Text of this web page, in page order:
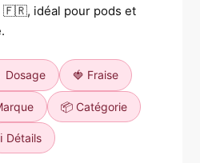
🇫🇷, idéal pour pods et
Dosage 🍓 Fraise
📦 Catégorie
ℹ️ Détails